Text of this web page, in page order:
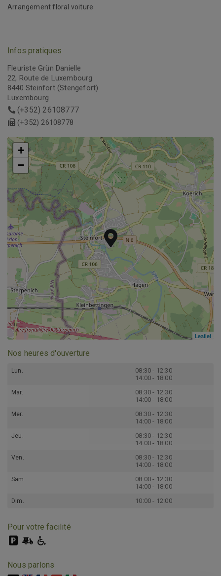
Arrangement floral voiture
Infos pratiques
Fleuriste Grün Danielle
22, Route de Luxembourg
8440 Steinfort (Stengefort)
Luxembourg
(+352) 26108777
(+352) 26108778
+
−
Leaflet
+
−
Leaflet
Nos heures d'ouverture
Lun.
08:30 - 12:30
14:00 - 18:00
Mar.
08:30 - 12:30
14:00 - 18:00
Mer.
08:30 - 12:30
14:00 - 18:00
Jeu.
08:30 - 12:30
14:00 - 18:00
Ven.
08:30 - 12:30
14:00 - 18:00
Sam.
08:00 - 12:30
14:00 - 18:00
Dim. 10:00 - 12:00
Pour votre facilité
Nous parlons